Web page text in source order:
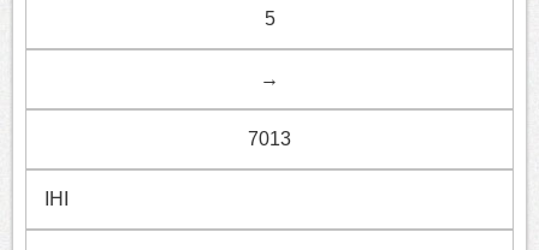
5
→
7013
IHI